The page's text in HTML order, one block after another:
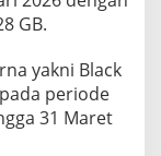
GB.
yakni Black
periode
31 Maret